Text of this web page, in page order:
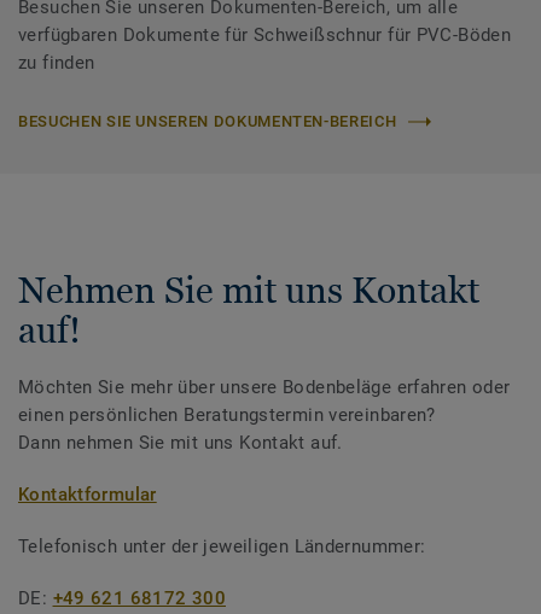
Besuchen Sie unseren Dokumenten-Bereich, um alle
verfügbaren Dokumente für Schweißschnur für PVC-Böden
zu finden
BESUCHEN SIE UNSEREN DOKUMENTEN-BEREICH
Nehmen Sie mit uns Kontakt
auf!
Möchten Sie mehr über unsere Bodenbeläge erfahren oder
einen persönlichen Beratungstermin vereinbaren?
Dann nehmen Sie mit uns Kontakt auf.
Kontaktformular
Telefonisch unter der jeweiligen Ländernummer:
DE: +49 621 68172 300